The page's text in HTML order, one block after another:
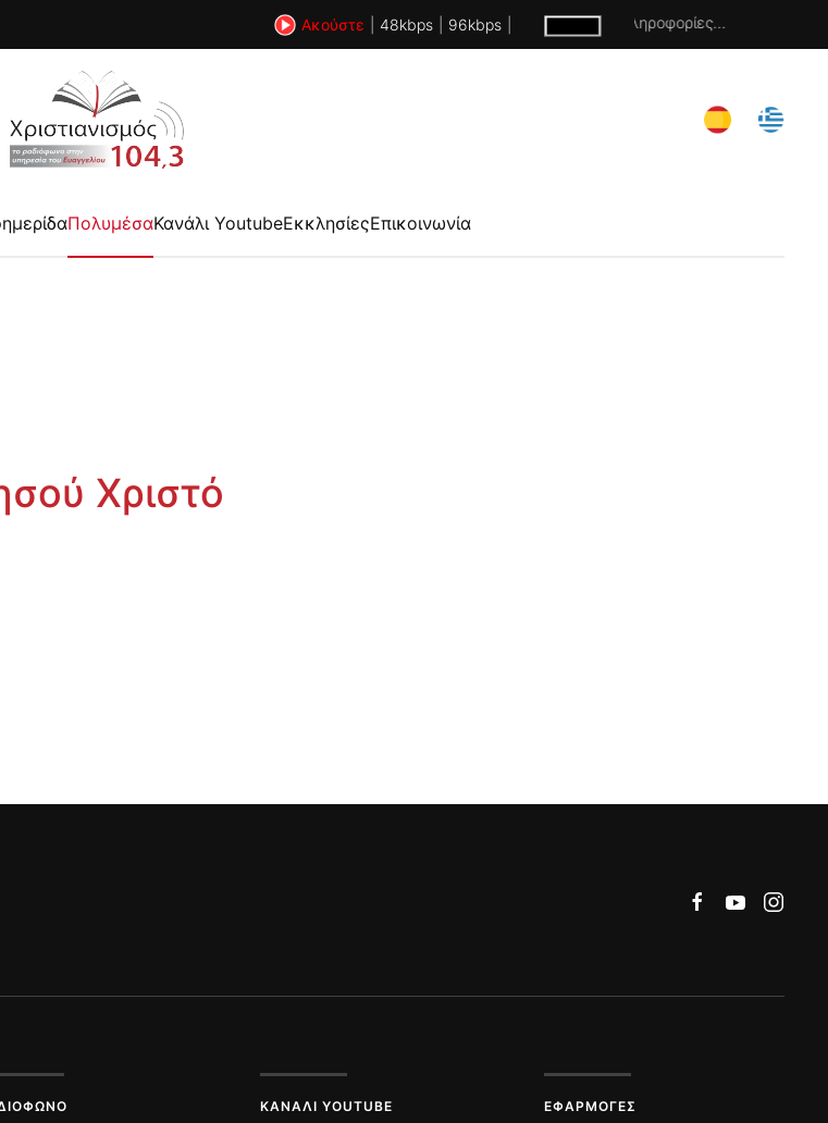
Ακούστε 48kbps 96kbps Χωρίς πληροφορίες...
ΠολυμέσαΚανάλι YoutubeΕκκλησίεςΕπικοινωνία
Χριστό
ΚΑΝΆΛΙ YOUTUBE ΕΦΑΡΜΟΓΈΣ